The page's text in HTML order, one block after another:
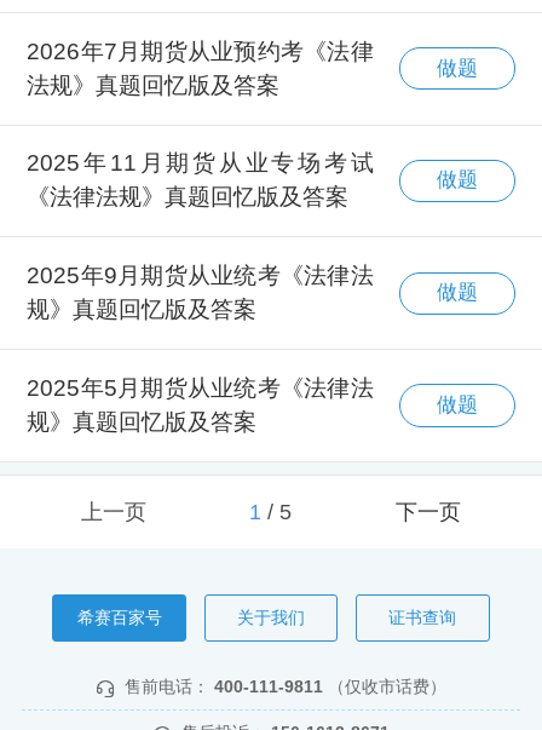
2026年7月期货从业预约考《法律
法规》真题回忆版及答案
做题
2025年11月期货从业专场考试
《法律法规》真题回忆版及答案
做题
2025年9月期货从业统考《法律法
规》真题回忆版及答案
做题
2025年5月期货从业统考《法律法
规》真题回忆版及答案
做题
上一页 1/ 5 下一页
希赛百家号 关于我们 证书查询
售前电话： 400-111-9811 （仅收市话费）